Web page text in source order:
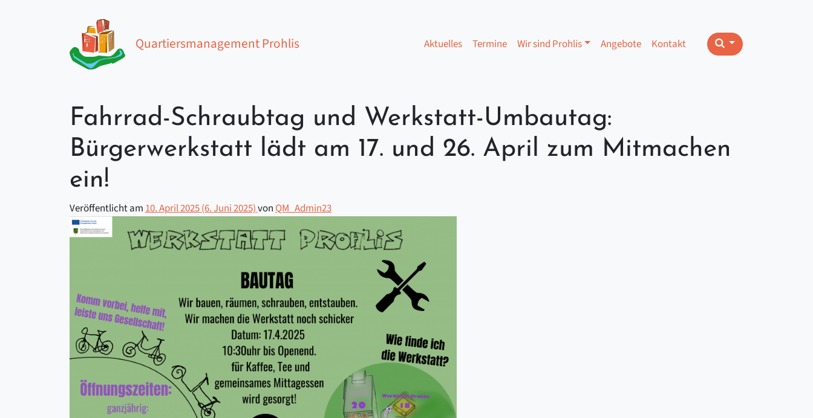
Hauptnavigation
Quartiersmanagement Prohlis Aktuelles Termine Wir sind Prohlis Angebote Kontakt
Fahrrad-Schraubtag und Werkstatt-Umbautag:
Bürgerwerkstatt lädt am 17. und 26. April zum Mitmachen
ein!
Veröffentlicht am10. April 2025(6. Juni 2025)vonQM_Admin23